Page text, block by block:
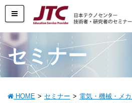
セミナー
HOME セミナー
電気・機械・メ